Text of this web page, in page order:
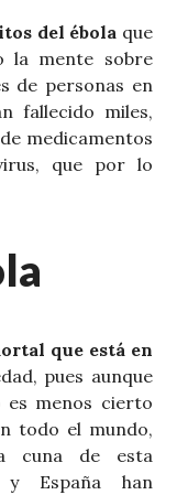
del ébola que
la mente sobre
de personas en
fallecido miles,
medicamentos
que por lo
que está en
pues aunque
es menos cierto
todo el mundo,
cuna de esta
y España han